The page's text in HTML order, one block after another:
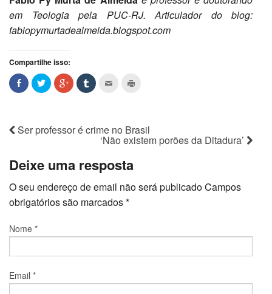
em Teologia pela PUC-RJ. Articulador do blog:
fabiopymurtadealmeida.blogspot.com
Compartilhe isso:
Ser professor é crime no Brasil
‘Não existem porões da Ditadura’
Deixe uma resposta
O seu endereço de email não será publicadoCampos
obrigatórios são marcados*
Nome *
Email *